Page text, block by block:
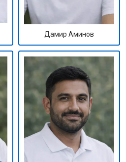
Дамир Аминов